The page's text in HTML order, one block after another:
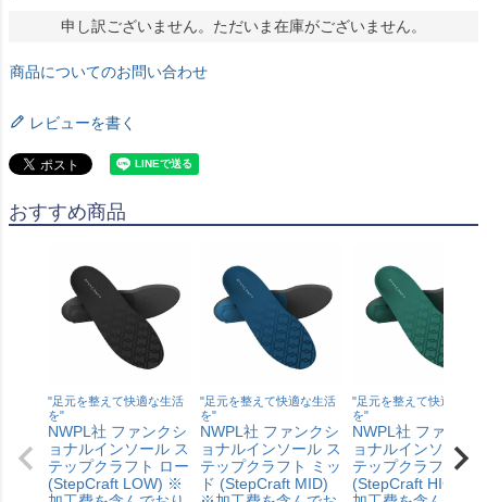
申し訳ございません。ただいま在庫がございません。
商品についてのお問い合わせ
レビューを書く
おすすめ商品
"足元を整えて快適な生活
を"
NWPL社 ファンクシ
ョナルインソール ス
テップクラフト ロー
(StepCraft LOW) ※
"足元を整えて快適な生活
を"
NWPL社 ファンクシ
ョナルインソール ス
テップクラフト ミッ
ド (StepCraft MID)
"足元を整えて快適な生活
を"
NWPL社 ファンク
ョナルインソール
テップクラフト ハ
(StepCraft HIGH)